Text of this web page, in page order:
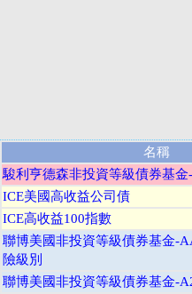
名稱
駿利亨德森非投資等級債券基
ICE美國高收益公司債
ICE高收益100指數
聯博美國非投資等級債券基金-
險級別
聯博美國非投資等級債券基金-